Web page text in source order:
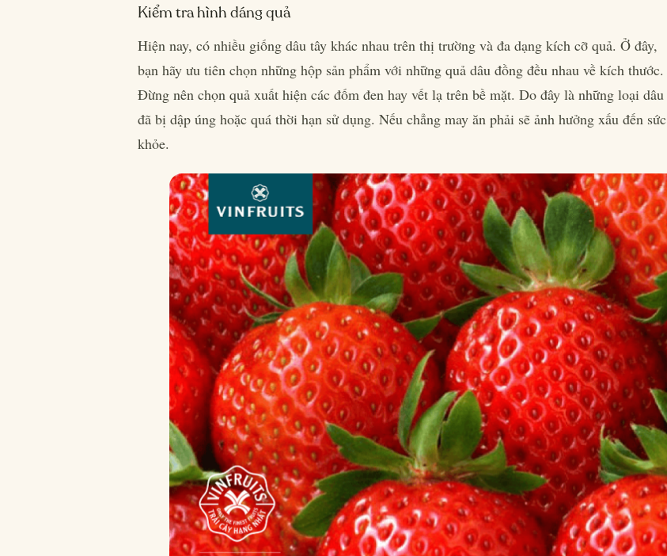
Kiểm tra hình dáng quả
Hiện nay, có nhiều giống dâu tây khác nhau trên thị trường và đa dạng kích cỡ quả. Ở đây,
bạn hãy ưu tiên chọn những hộp sản phẩm với những quả dâu đồng đều nhau về kích thước.
Đừng nên chọn quả xuất hiện các đốm đen hay vết lạ trên bề mặt. Do đây là những loại dâu
đã bị dập úng hoặc quá thời hạn sử dụng. Nếu chẳng may ăn phải sẽ ảnh hưởng xấu đến sức
khỏe.